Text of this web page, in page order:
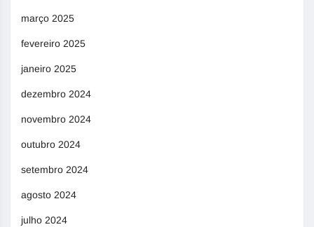
março 2025
fevereiro 2025
janeiro 2025
dezembro 2024
novembro 2024
outubro 2024
setembro 2024
agosto 2024
julho 2024